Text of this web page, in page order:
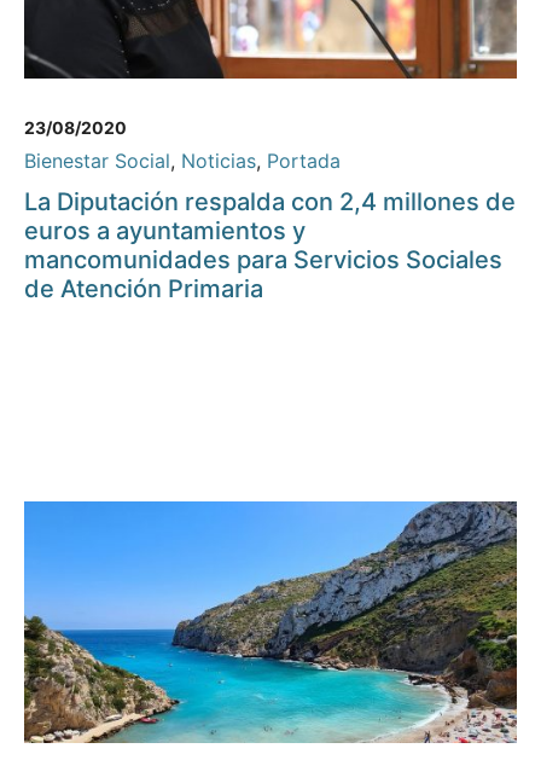
23/08/2020
Bienestar Social, Noticias, Portada
La Diputación respalda con 2,4 millones de
euros a ayuntamientos y
mancomunidades para Servicios Sociales
de Atención Primaria